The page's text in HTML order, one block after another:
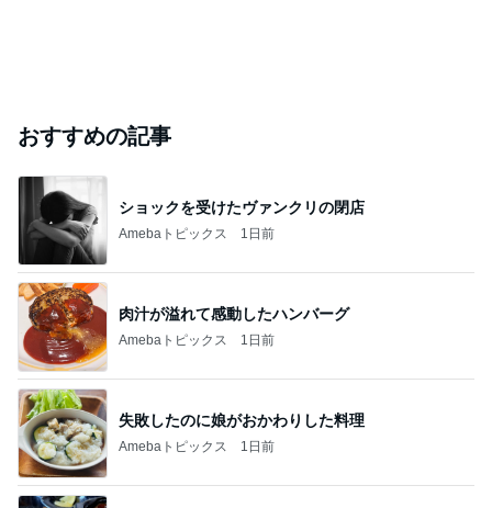
おすすめの記事
ショックを受けたヴァンクリの閉店
Amebaトピックス 1日前
肉汁が溢れて感動したハンバーグ
Amebaトピックス 1日前
失敗したのに娘がおかわりした料理
Amebaトピックス 1日前